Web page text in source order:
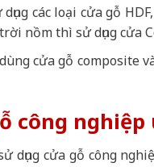
các loại cửa gỗ
nồm thì sử dụng cửa
cửa gỗ composite
công
dụng cửa gỗ công